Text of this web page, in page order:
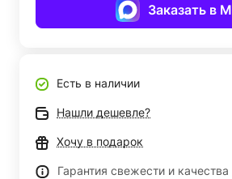
Заказать в
Есть в наличии
Нашли дешевле?
Хочу в подарок
Гарантия свежести и качества